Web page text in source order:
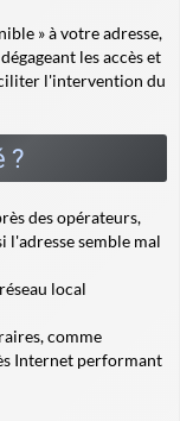
» à votre adresse,
les accès et
l'intervention du
?
des opérateurs,
l'adresse semble mal
local
comme
Internet performant